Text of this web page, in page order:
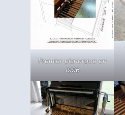
Premier pianorgue en
1996